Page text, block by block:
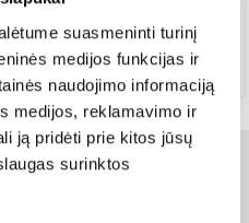
suasmeninti turinį
medijos funkcijas ir
naudojimo informaciją
medijos, reklamavimo ir
ją pridėti prie kitos jūsų
surinktos
Kaunas (1,99 €)